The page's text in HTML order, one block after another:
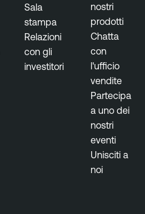
Sala
stampa
Relazioni
con gli
investitori
nostri
prodotti
Chatta
con
l'ufficio
vendite
Partecipa
a uno dei
nostri
eventi
Unisciti a
noi